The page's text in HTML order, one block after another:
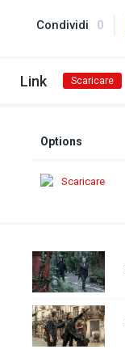
Condividi 0
Link Scaricare
Options
Scaricare